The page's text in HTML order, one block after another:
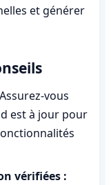
et générer
Assurez-vous
est à jour pour
vérifiées :